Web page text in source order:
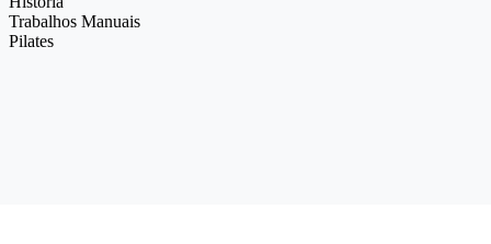
Trabalhos Manuais
Pilates